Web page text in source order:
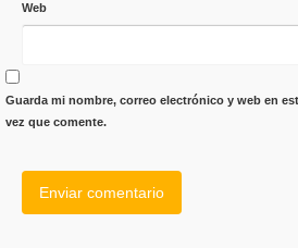
Web
Guarda mi nombre, correo electrónico y web en
vez que comente.